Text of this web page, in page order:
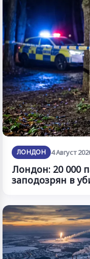
ЛОНДОН 4 Август
Лондон: 20 000
заподозрян в